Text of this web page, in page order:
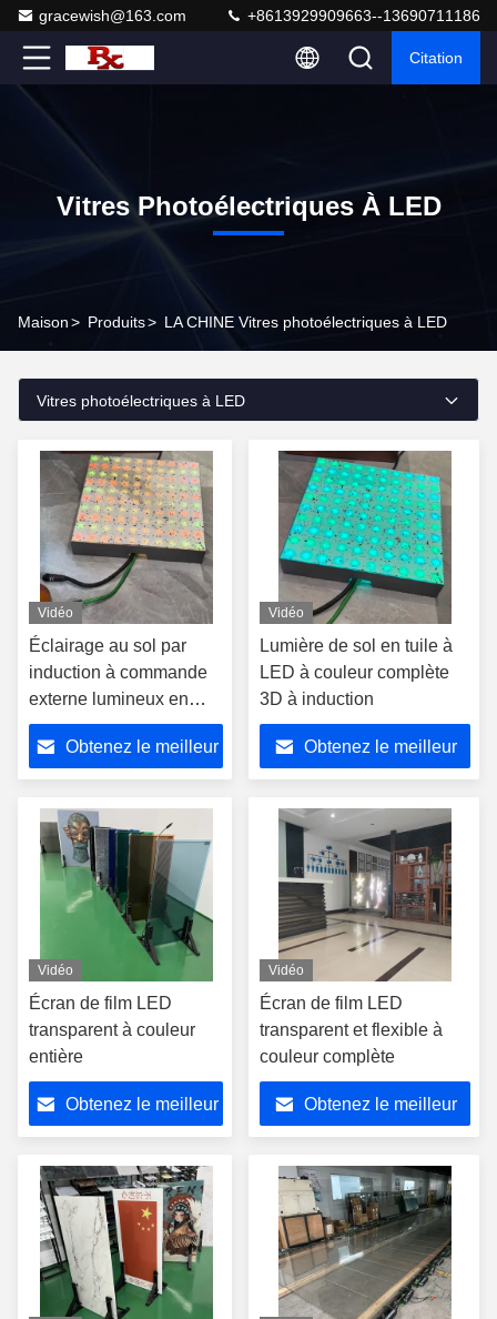
gracewish@163.com +8613929909663--13690711186
Citation
Vitres Photoélectriques À LED
Maison> Produits> LA CHINE Vitres photoélectriques à LED
Vitres photoélectriques à LED
Vidéo
Éclairage au sol par
induction à commande
externe lumineux en
couleurs complètes pour
théâtre de scène
Obtenez le meilleur
Vidéo
Lumière de sol en tuile à
LED à couleur complète
3D à induction
Obtenez le meilleur
Vidéo
Écran de film LED
transparent à couleur
entière
Obtenez le meilleur
Vidéo
Écran de film LED
transparent et flexible à
couleur complète
Obtenez le meilleur